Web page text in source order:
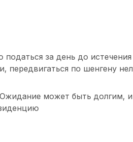
за день до истечения
по шенгену
может быть долгим,